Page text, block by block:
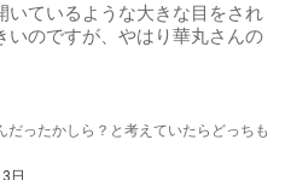
いているような大きな目をされ
いのですが、やはり華丸さんの
ったかしら？と考えていたらどっちも